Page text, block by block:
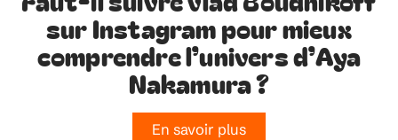
sur Instagram pour mieux
comprendre l’univers d’Aya
Nakamura ?
En savoir plus